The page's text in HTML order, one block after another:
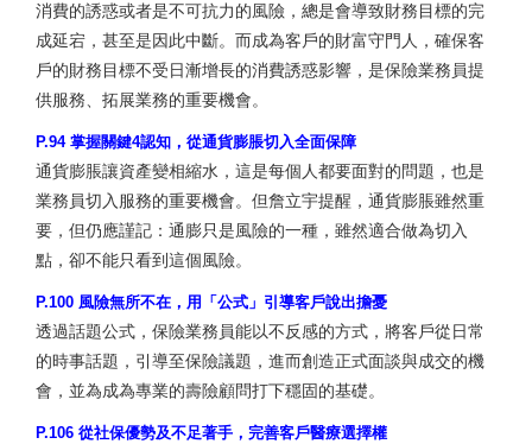
消費的誘惑或者是不可抗力的風險，總是會導致財務目標的完
成延宕，甚至是因此中斷。而成為客戶的財富守門人，確保客
戶的財務目標不受日漸增長的消費誘惑影響，是保險業務員提
供服務、拓展業務的重要機會。
P.94 掌握關鍵4認知，從通貨膨脹切入全面保障
通貨膨脹讓資產變相縮水，這是每個人都要面對的問題，也是
業務員切入服務的重要機會。但詹立宇提醒，通貨膨脹雖然重
要，但仍應謹記：通膨只是風險的一種，雖然適合做為切入
點，卻不能只看到這個風險。
P.100 風險無所不在，用「公式」引導客戶說出擔憂
透過話題公式，保險業務員能以不反感的方式，將客戶從日常
的時事話題，引導至保險議題，進而創造正式面談與成交的機
會，並為成為專業的壽險顧問打下穩固的基礎。
P.106 從社保優勢及不足著手，完善客戶醫療選擇權